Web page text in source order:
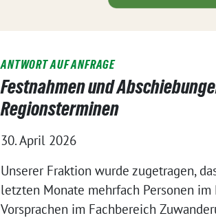
ANTWORT AUF ANFRAGE
Festnahmen und
Regionsterminen
30. April 2026
Unserer Fraktion wurde zugetragen,
letzten Monate mehrfach Personen im
Vorsprachen im Fachbereich